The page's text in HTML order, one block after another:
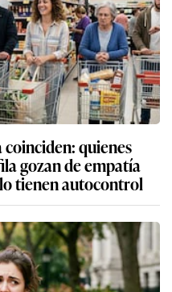
quienes
gozan de empatía
tienen autocontrol